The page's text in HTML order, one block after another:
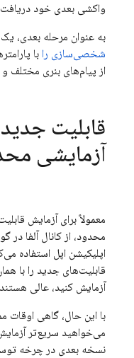
واکشی بعدی خود
به عنوان مرحله بعدی،
شخصی‌سازی را با
از پیام‌های بنری مختلف
قابلیت
آزمایشی
معمولاً برای آزمایش
اپلیکیشن اپل استفاده
قابلیت‌های جدید را با
آزمایش کنید، عالی
با این حال، گاهی
می‌خواهید سریع‌تر
نسخه بعدی در چرخه